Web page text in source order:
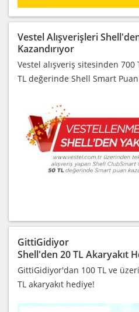
Vestel Alışverişleri
Kazandırıyor
Vestel alışveriş sitesinden 700
TL değerinde Shell Smart
GittiGidiyor
Shell'den 20 TL Akaryakıt
GittiGidiyor'dan 100 TL ve
TL akaryakıt hediye!